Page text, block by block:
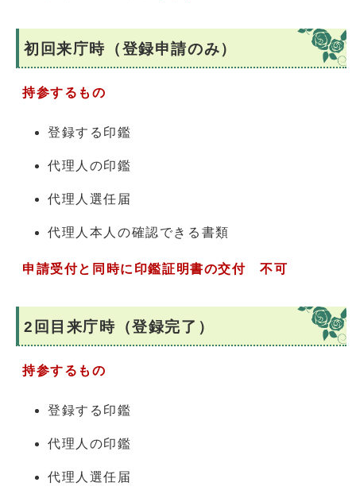
初回来庁時（登録申請のみ）
持参するもの
登録する印鑑
代理人の印鑑
代理人選任届
代理人本人の確認できる書類
申請受付と同時に印鑑証明書の交付 不可
2回目来庁時（登録完了）
持参するもの
登録する印鑑
代理人の印鑑
代理人選任届